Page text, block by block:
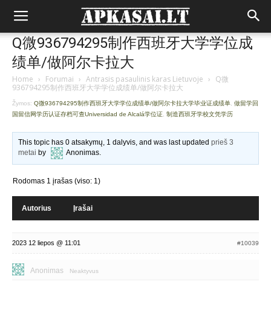
Q微936794295制作西班牙大学学位成
绩单/做阿尔卡拉大
Home › Forumai › Antrasis pasaulinis karas Lietuvoje › Q微
936794295制作西班牙大学学位成绩单/做阿尔卡拉大
Žymos: Q微936794295制作西班牙大学学位成绩单/做阿尔卡拉大学毕业证成绩单 做留学回
国留信网学历认证存档可查Universidad de Alcalá学位证 制造西班牙学校文凭学历
This topic has 0 atsakymų, 1 dalyvis, and was last updatedprieš 3
metai by Anonimas.
Rodomas 1 įrašas (viso: 1)
Autorius Įrašai
2023 12 liepos @ 11:01 #10039
Anonimas Neaktyvus